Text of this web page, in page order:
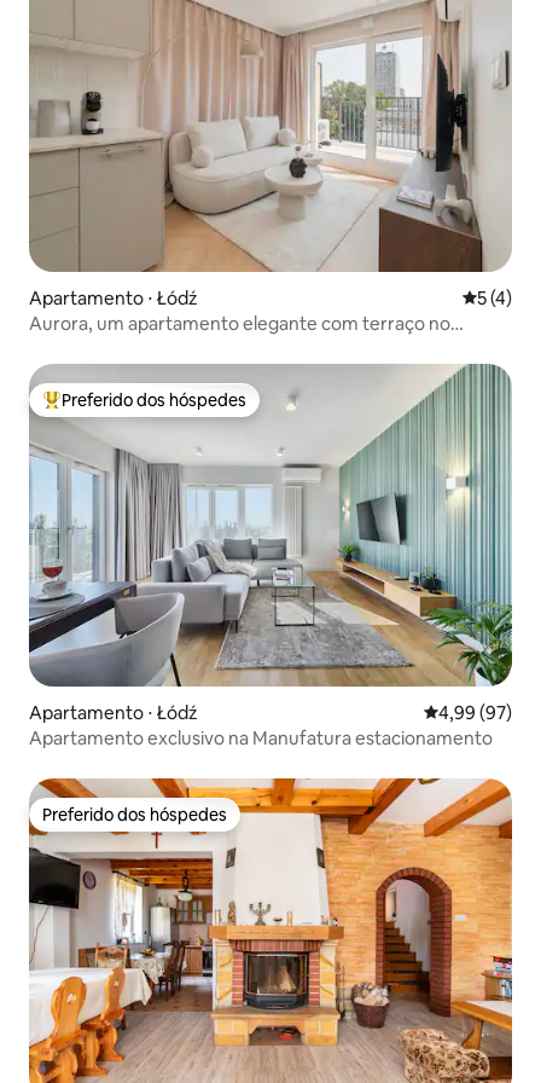
Apartamento ⋅ Łódź 5 de
5 (4)
Aurora, um apartamento elegante com terraço no
Entre os melhores preferidos dos hóspedes
Preferido dos hóspedes
Apartamento ⋅ Łódź 4,99 de uma
4,99 (97)
Apartamento exclusivo na Manufatura estacionamento
Preferido dos hóspedes
Preferido dos hóspedes